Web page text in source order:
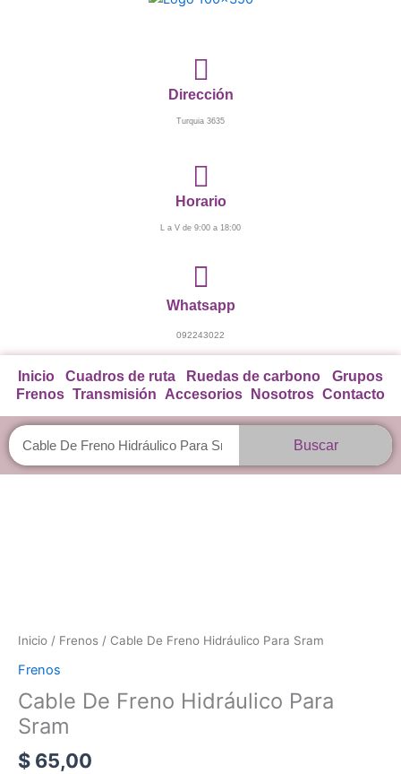
Dirección
Turquia 3635
Horario
L a V de 9:00 a 18:00
Whatsapp
092243022
Inicio Cuadros de ruta Ruedas de carbono
Grupos
Frenos Transmisión Accesorios Nosotros Contacto
Buscar
Buscar
Inicio / Frenos / Cable De Freno Hidráulico Para Sram
Frenos
Cable De Freno Hidráulico Para
Sram
$ 65,00